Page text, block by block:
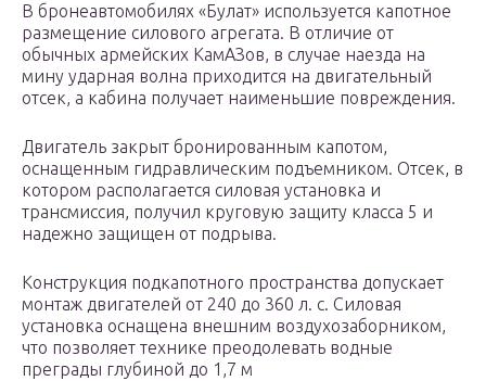
В бронеавтомобилях «Булат» используется капотное
размещение силового агрегата. В отличие от
обычных армейских КамАЗов, в случае наезда на
мину ударная волна приходится на двигательный
отсек, а кабина получает наименьшие повреждения.
Двигатель закрыт бронированным капотом,
оснащенным гидравлическим подъемником. Отсек, в
котором располагается силовая установка и
трансмиссия, получил круговую защиту класса 5 и
надежно защищен от подрыва.
Конструкция подкапотного пространства допускает
монтаж двигателей от 240 до 360 л. с. Силовая
установка оснащена внешним воздухозаборником,
что позволяет технике преодолевать водные
преграды глубиной до 1,7 м